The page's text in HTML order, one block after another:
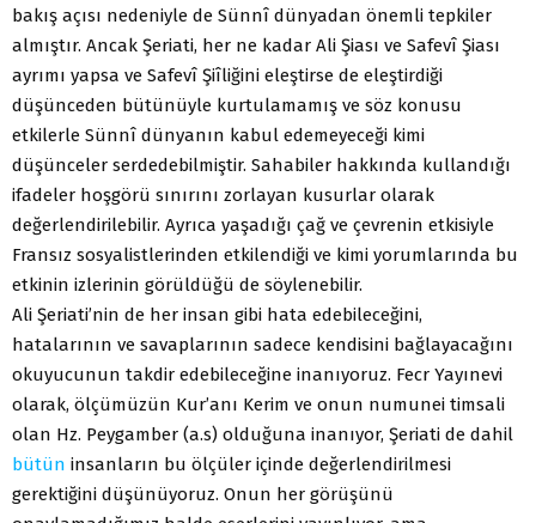
bakış açısı nedeniyle de Sünnî dünyadan önemli tepkiler
almıştır. Ancak Şeriati, her ne kadar Ali Şiası ve Safevî Şiası
ayrımı yapsa ve Safevî Şiîliğini eleştirse de eleştirdiği
düşünceden bütünüyle kurtulamamış ve söz konusu
etkilerle Sünnî dünyanın kabul edemeyeceği kimi
düşünceler serdedebilmiştir. Sahabiler hakkında kullandığı
ifadeler hoşgörü sınırını zorlayan kusurlar olarak
değerlendirilebilir. Ayrıca yaşadığı çağ ve çevrenin etkisiyle
Fransız sosyalistlerinden etkilendiği ve kimi yorumlarında bu
etkinin izlerinin görüldüğü de söylenebilir.
Ali Şeriati’nin de her insan gibi hata edebileceğini,
hatalarının ve savaplarının sadece kendisini bağlayacağını
okuyucunun takdir edebileceğine inanıyoruz. Fecr Yayınevi
olarak, ölçümüzün Kur’anı Kerim ve onun numunei timsali
olan Hz. Peygamber (a.s) olduğuna inanıyor, Şeriati de dahil
bütün insanların bu ölçüler içinde değerlendirilmesi
gerektiğini düşünüyoruz. Onun her görüşünü